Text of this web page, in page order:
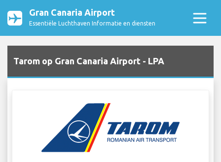
Gran Canaria Airport
Essentiële Luchthaven Informatie en diensten
Tarom op Gran Canaria Airport - LPA